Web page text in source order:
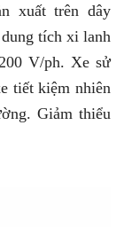
xuất trên dây
tích xi lanh
V/ph. Xe sử
tiết kiệm nhiên
Giảm thiểu